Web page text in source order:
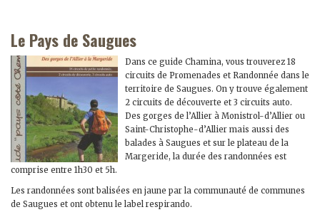
Le Pays de Saugues
Dans ce guide Chamina, vous trouverez 18
circuits de Promenades et Randonnée dans le
territoire de Saugues. On y trouve également
2 circuits de découverte et 3 circuits auto.
Des gorges de l’Allier à Monistrol-d’Allier ou
Saint-Christophe-d’Allier mais aussi des
balades à Saugues et sur le plateau de la
Margeride, la durée des randonnées est
comprise entre 1h30 et 5h.
Les randonnées sont balisées en jaune par la communauté de communes
de Saugues et ont obtenu le label respirando.